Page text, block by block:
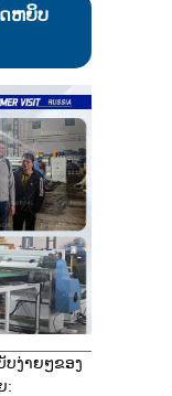
ດຫຍິບ
ບງ່າຍໆຂອງ
: